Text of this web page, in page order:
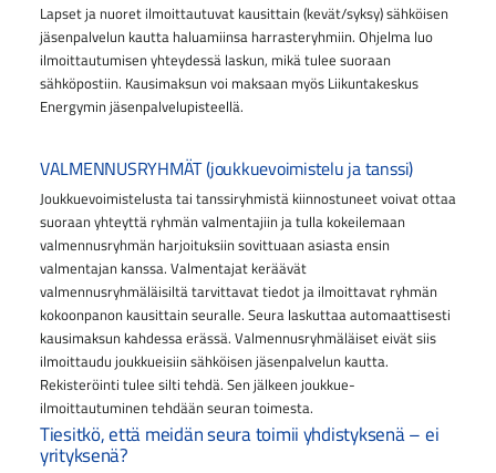
Lapset ja nuoret ilmoittautuvat kausittain (kevät/syksy) sähköisen
jäsenpalvelun kautta haluamiinsa harrasteryhmiin. Ohjelma luo
ilmoittautumisen yhteydessä laskun, mikä tulee suoraan
sähköpostiin. Kausimaksun voi maksaan myös Liikuntakeskus
Energymin jäsenpalvelupisteellä.
VALMENNUSRYHMÄT (joukkuevoimistelu ja tanssi)
Joukkuevoimistelusta tai tanssiryhmistä kiinnostuneet voivat ottaa
suoraan yhteyttä ryhmän valmentajiin ja tulla kokeilemaan
valmennusryhmän harjoituksiin sovittuaan asiasta ensin
valmentajan kanssa. Valmentajat keräävät
valmennusryhmäläisiltä tarvittavat tiedot ja ilmoittavat ryhmän
kokoonpanon kausittain seuralle. Seura laskuttaa automaattisesti
kausimaksun kahdessa erässä. Valmennusryhmäläiset eivät siis
ilmoittaudu joukkueisiin sähköisen jäsenpalvelun kautta.
Rekisteröinti tulee silti tehdä. Sen jälkeen joukkue-
ilmoittautuminen tehdään seuran toimesta.
Tiesitkö, että meidän seura toimii yhdistyksenä – ei
yrityksenä?